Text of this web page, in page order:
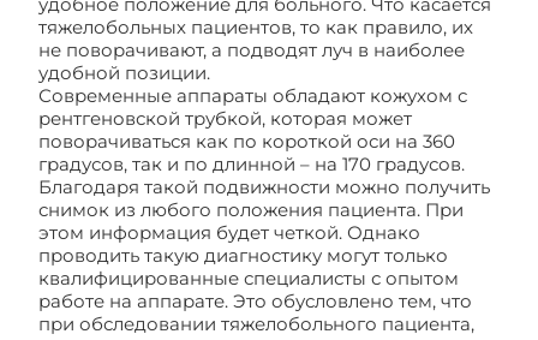
тяжелобольных пациентов, то как правило, их
не поворачивают, а подводят луч в наиболее
удобной позиции.
Современные аппараты обладают кожухом с
рентгеновской трубкой, которая может
поворачиваться как по короткой оси на 360
градусов, так и по длинной – на 170 градусов.
Благодаря такой подвижности можно получить
снимок из любого положения пациента. При
этом информация будет четкой. Однако
проводить такую диагностику могут только
квалифицированные специалисты с опытом
работе на аппарате. Это обусловлено тем, что
при обследовании тяжелобольного пациента,